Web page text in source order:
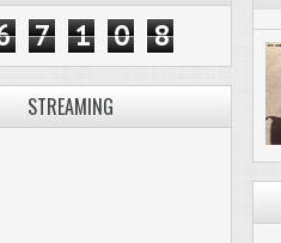
7 1 0
8
STREAMING